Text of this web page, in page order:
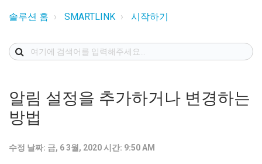
솔루션 홈 SMARTLINK 시작하기
알림 설정을 추가하거나 변경하는
방법
수정 날짜: 금, 6 3월, 2020 시간: 9:50 AM